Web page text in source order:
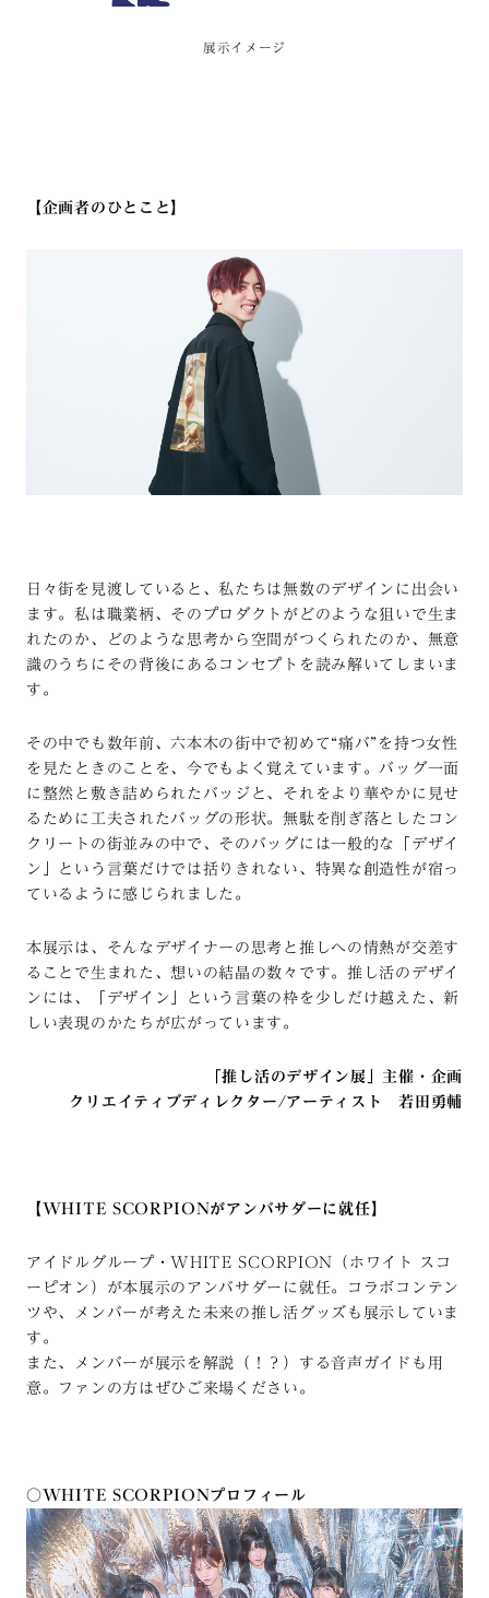
展示イメージ
【企画者のひとこと】
日々街を見渡していると、私たちは無数のデザインに出会い
ます。私は職業柄、そのプロダクトがどのような狙いで生ま
れたのか、どのような思考から空間がつくられたのか、無意
識のうちにその背後にあるコンセプトを読み解いてしまいま
す。
その中でも数年前、六本木の街中で初めて“痛バ”を持つ女性
を見たときのことを、今でもよく覚えています。バッグ一面
に整然と敷き詰められたバッジと、それをより華やかに見せ
るために工夫されたバッグの形状。無駄を削ぎ落としたコン
クリートの街並みの中で、そのバッグには一般的な「デザイ
ン」という言葉だけでは括りきれない、特異な創造性が宿っ
ているように感じられました。
本展示は、そんなデザイナーの思考と推しへの情熱が交差す
ることで生まれた、想いの結晶の数々です。推し活のデザイ
ンには、「デザイン」という言葉の枠を少しだけ越えた、新
しい表現のかたちが広がっています。
「推し活のデザイン展」主催・企画
クリエイティブディレクター/アーティスト 若田勇輔
【WHITE SCORPIONがアンバサダーに就任】
アイドルグループ・WHITE SCORPION（ホワイト スコ
ーピオン）が本展示のアンバサダーに就任。コラボコンテン
ツや、メンバーが考えた未来の推し活グッズも展示していま
す。
また、メンバーが展示を解説（！？）する音声ガイドも用
意。ファンの方はぜひご来場ください。
○WHITE SCORPIONプロフィール